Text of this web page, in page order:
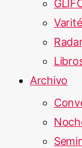
Varité
Archivo